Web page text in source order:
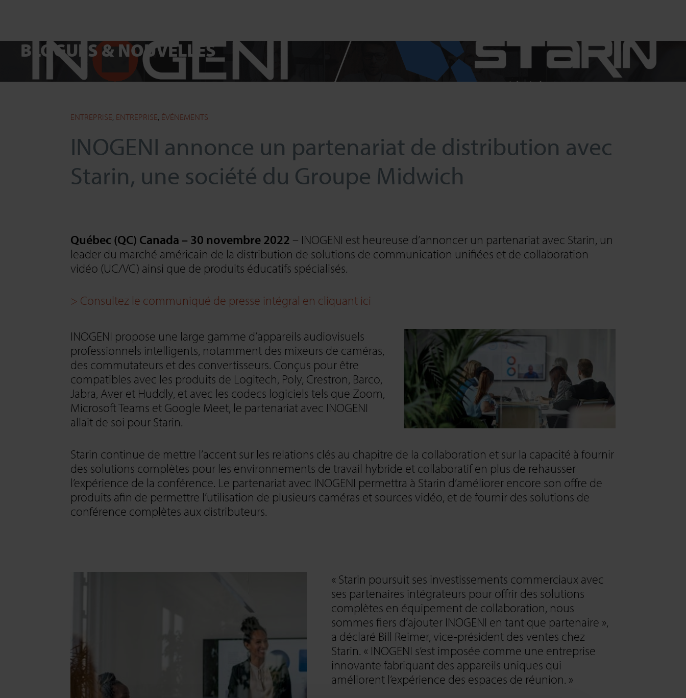
BLOGUES & NOUVELLES
ENTREPRISE, ENTREPRISE, ÉVÉNEMENTS
INOGENI annonce un partenariat de distribution avec
Starin, une société du Groupe Midwich
Québec (QC) Canada – 30 novembre 2022 – INOGENI est heureuse d’annoncer un partenariat avec Starin, un
leader du marché américain de la distribution de solutions de communication unifiées et de collaboration
vidéo (UC/VC) ainsi que de produits éducatifs spécialisés.
> Consultez le communiqué de presse intégral en cliquant ici
INOGENI propose une large gamme d’appareils audiovisuels
professionnels intelligents, notamment des mixeurs de caméras,
des commutateurs et des convertisseurs. Conçus pour être
compatibles avec les produits de Logitech, Poly, Crestron, Barco,
Jabra, Aver et Huddly, et avec les codecs logiciels tels que Zoom,
Microsoft Teams et Google Meet, le partenariat avec INOGENI
allait de soi pour Starin.
Starin continue de mettre l’accent sur les relations clés au chapitre de la collaboration et sur la capacité à fournir
des solutions complètes pour les environnements de travail hybride et collaboratif en plus de rehausser
l’expérience de la conférence. Le partenariat avec INOGENI permettra à Starin d’améliorer encore son offre de
produits afin de permettre l’utilisation de plusieurs caméras et sources vidéo, et de fournir des solutions de
conférence complètes aux distributeurs.
« Starin poursuit ses investissements commerciaux avec
ses partenaires intégrateurs pour offrir des solutions
complètes en équipement de collaboration, nous
sommes fiers d’ajouter INOGENI en tant que partenaire »,
a déclaré Bill Reimer, vice-président des ventes chez
Starin. « INOGENI s’est imposée comme une entreprise
innovante fabriquant des appareils uniques qui
améliorent l’expérience des espaces de réunion. »
RECHERCHE